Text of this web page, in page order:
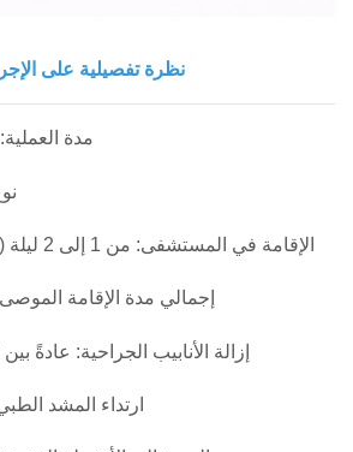
نظرة تفصيلية على
• مدة العملية: من 2
•
• الإقامة في المستشفى: من 1 إلى 2 ليلة (مشمولة في السعر)
• إجمالي مدة الإقامة الموصى بها: من
• إزالة الأنابيب الجراحية: عادةً
• ارتداء المشد الطبي: من 4